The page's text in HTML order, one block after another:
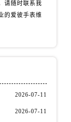
安徽省铜陵市铜官区石城大道爱彼售后服务中心（需提前预约）
请随时联系我
的爱彼手表维
2026-07-11
2026-07-11